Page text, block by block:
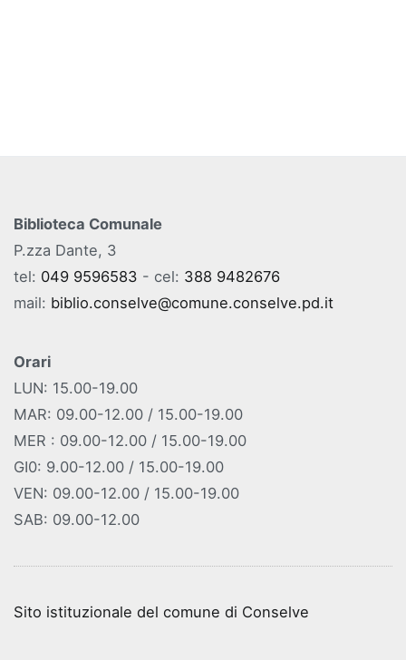
Biblioteca Comunale
P.zza Dante, 3
tel: 049 9596583 - cel: 388 9482676
mail: biblio.conselve@comune.conselve.pd.it
Orari
LUN: 15.00-19.00
MAR: 09.00-12.00 / 15.00-19.00
MER : 09.00-12.00 / 15.00-19.00
GI0: 9.00-12.00 / 15.00-19.00
VEN: 09.00-12.00 / 15.00-19.00
SAB: 09.00-12.00
Sito istituzionale del comune di Conselve